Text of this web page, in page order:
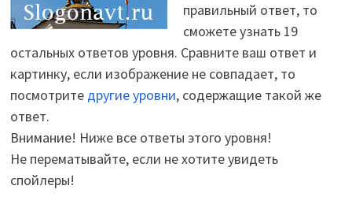
правильный ответ, то
сможете узнать 19
остальных ответов уровня. Сравните ваш ответ и
картинку, если изображение не совпадает, то
посмотрите другие уровни, содержащие такой же
ответ.
Внимание! Ниже все ответы этого уровня!
Не перематывайте, если не хотите увидеть
спойлеры!